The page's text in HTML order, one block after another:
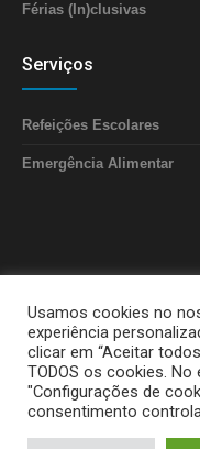
Férias (In)clusivas
Serviços
Refeições Escolares
Emergência Alimentar
APPACDM Portalegre
Usamos cookies no
experiência
clicar em “Aceitar
TODOS os cookies.
"Configurações de
consentimento